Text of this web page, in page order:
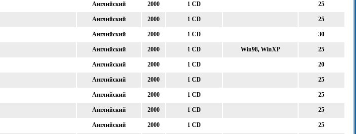
Английский 2000 1 CD 25
Английский 2000 1 CD 25
Английский 2000 1 CD 30
Английский 2000 1 CD Win98, WinXP 25
Английский 2000 1 CD 20
Английский 2000 1 CD 25
Английский 2000 1 CD 25
Английский 2000 1 CD 25
Английский 2000 1 CD 25